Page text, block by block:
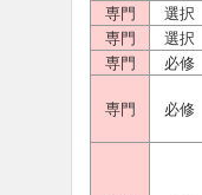
専門
選択
専門
選択
専門
必修
専門 必修